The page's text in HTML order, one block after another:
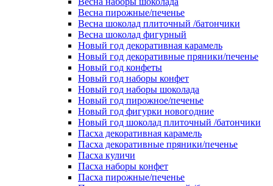
Весна пирожные/печенье
Весна шоколад плиточный /батончики
Весна шоколад фигурный
Новый год декоративная карамель
Новый год декоративные пряники/печенье
Новый год конфеты
Новый год наборы конфет
Новый год наборы шоколада
Новый год пирожное/печенье
Новый год фигурки новогодние
Новый год шоколад плиточный /батончики
Пасха декоративная карамель
Пасха декоративные пряники/печенье
Пасха куличи
Пасха наборы конфет
Пасха пирожные/печенье